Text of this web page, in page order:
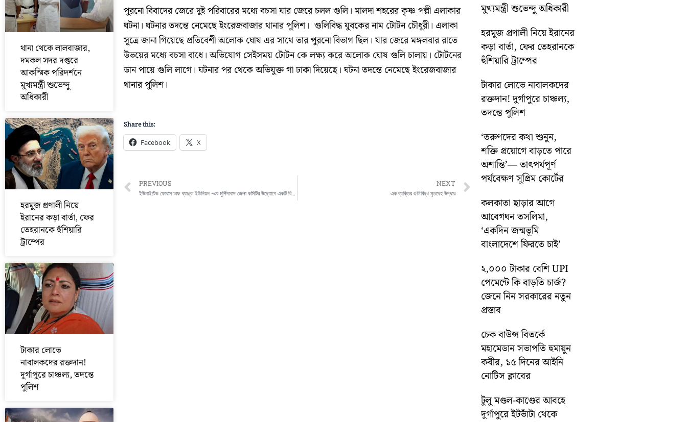
থানা থেকে লালবাজার,
দমকল সদর দপ্তরে
আকস্মিক পরিদর্শনে
মুখ্যমন্ত্রী শুভেন্দু
অধিকারী
হরমুজ প্রণালী নিয়ে
ইরানের কড়া বার্তা, ফের
তেহরানকে হুঁশিয়ারি
ট্রাম্পের
টাকার লোভে
নাবালকদের রক্তদান!
দুর্গাপুরে চাঞ্চল্য, তদন্তে
পুলিশ
পুরনো বিবাদের জেরে দুই পরিবারের মধ্যে বচসা যার জেরে চলল গুলি। মালদা শহরের কৃষ্ণ পল্লী এলাকার
ঘটনা। ঘটনার তদন্তে নেমেছে ইংরেজবাজার থানার পুলিশ। গুলিবিদ্ধ যুবকের নাম টোটন চৌধুরী। এলাকা
সূত্রে জানা গিয়েছে প্রতিবেশী অলোক ঘোষ এর সাথে তার পুরনো বিভাগ ছিল। যার জেরে মঙ্গলবার রাতে
উভয়ের মধ্যে বচসা বাধে। অভিযোগ সেইসময় টোটন কে লক্ষ্য করে অলোক ঘোষ গুলি চালায়। টোটনের
ডান পায়ে গুলি লাগে। ঘটনার পর থেকে অভিযুক্ত গা ঢাকা দিয়েছে। ঘটনা তদন্তে নেমেছে ইংরেজবাজার
থানার পুলিশ।
Share this:
Facebook X
Prev
PREVIOUS
ইউনাইটেড ফোরাম অফ ব্যাঙ্ক ইউনিয়ন -এর মুর্শিদাবাদ জেলা কমিটির উদ্যোগে একটি বিক্ষোভ সমাবেশ
NEXT
এক ব্যক্তির গুলিবিদ্ধ মৃতদেহ উদ্ধার Next
মুখ্যমন্ত্রী শুভেন্দু অধিকারী
হরমুজ প্রণালী নিয়ে ইরানের
কড়া বার্তা, ফের তেহরানকে
হুঁশিয়ারি ট্রাম্পের
টাকার লোভে নাবালকদের
রক্তদান! দুর্গাপুরে চাঞ্চল্য,
তদন্তে পুলিশ
‘তরুণদের কথা শুনুন,
শক্তি প্রয়োগে বাড়তে পারে
অশান্তি’— তাৎপর্যপূর্ণ
পর্যবেক্ষণ সুপ্রিম কোর্টের
কলকাতা ছাড়ার আগে
আবেগঘন তসলিমা,
‘একদিন জন্মভূমি
বাংলাদেশে ফিরতে চাই’
২,০০০ টাকার বেশি UPI
পেমেন্টে কি বাড়তি চার্জ?
জেনে নিন সরকারের নতুন
প্রস্তাব
চেক বাউন্স বিতর্কে
মহামেডান সভাপতি হুমায়ুন
কবীর, ১৫ দিনের আইনি
নোটিস ক্লাবের
টুলু মণ্ডল-কাণ্ডের আবহে
দুর্গাপুরে ইটভাঁটা থেকে